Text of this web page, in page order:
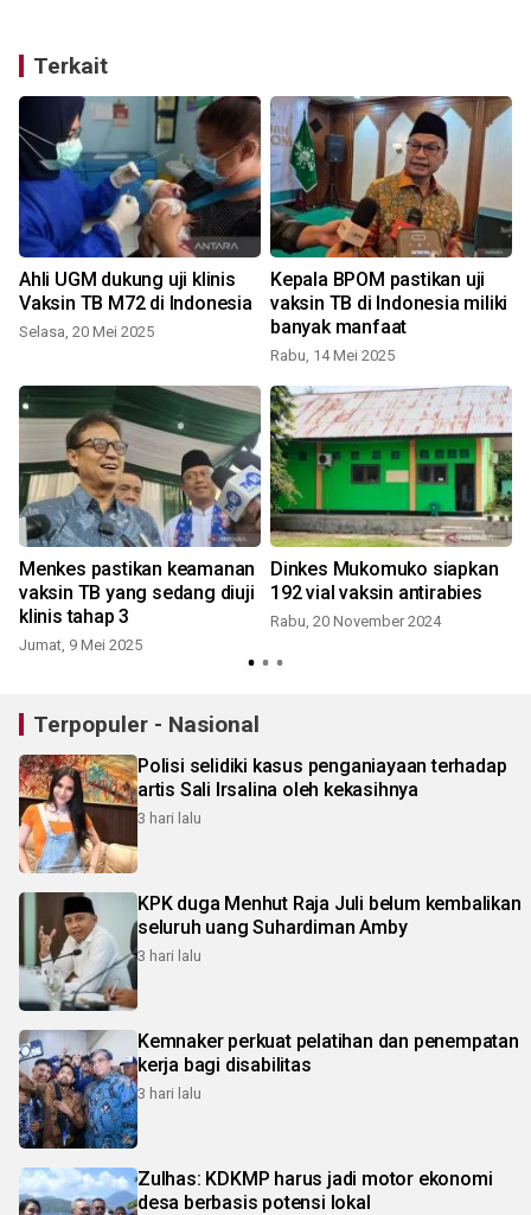
Terkait
Ahli UGM dukung uji klinis
Vaksin TB M72 di Indonesia
Selasa, 20 Mei 2025
Kepala BPOM pastikan uji
vaksin TB di Indonesia miliki
banyak manfaat
Rabu, 14 Mei 2025
Menkes pastikan keamanan
vaksin TB yang sedang diuji
klinis tahap 3
Jumat, 9 Mei 2025
Dinkes Mukomuko siapkan
192 vial vaksin antirabies
Rabu, 20 November 2024
Terpopuler - Nasional
Polisi selidiki kasus penganiayaan terhadap
artis Sali Irsalina oleh kekasihnya
3 hari lalu
KPK duga Menhut Raja Juli belum kembalikan
seluruh uang Suhardiman Amby
3 hari lalu
Kemnaker perkuat pelatihan dan penempatan
kerja bagi disabilitas
3 hari lalu
Zulhas: KDKMP harus jadi motor ekonomi
desa berbasis potensi lokal